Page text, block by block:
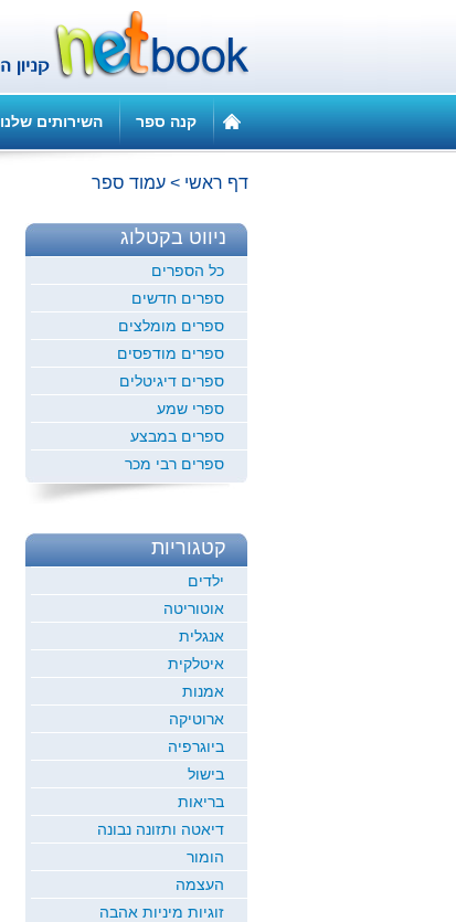
קנה ספר השירותים שלנו
דף ראשי > עמוד ספר
ניווט בקטלוג
כל הספרים
ספרים חדשים
ספרים מומלצים
ספרים מודפסים
ספרים דיגיטלים
ספרי שמע
ספרים במבצע
ספרים רבי מכר
קטגוריות
ילדים
אוטוריטה
אנגלית
איטלקית
אמנות
ארוטיקה
ביוגרפיה
בישול
בריאות
דיאטה ותזונה נבונה
הומור
העצמה
זוגיות מיניות אהבה